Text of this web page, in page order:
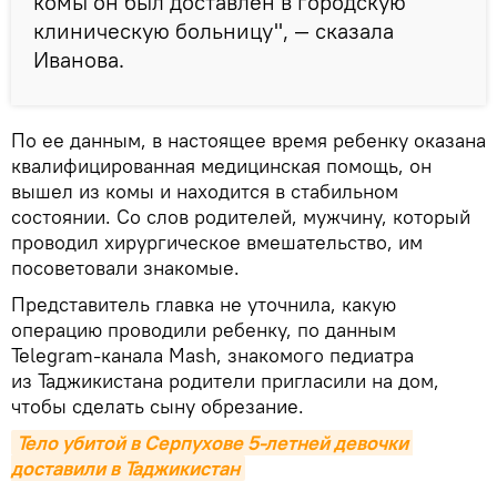
клиническую больницу", — сказала
Иванова.
По ее данным, в настоящее время ребенку оказана
квалифицированная медицинская помощь, он
вышел из комы и находится в стабильном
состоянии. Со слов родителей, мужчину, который
проводил хирургическое вмешательство, им
посоветовали знакомые.
Представитель главка не уточнила, какую
операцию проводили ребенку, по данным
Telegram-канала Mash, знакомого педиатра
из Таджикистана родители пригласили на дом,
чтобы сделать сыну обрезание.
Тело убитой в Серпухове 5-летней девочки
доставили в Таджикистан